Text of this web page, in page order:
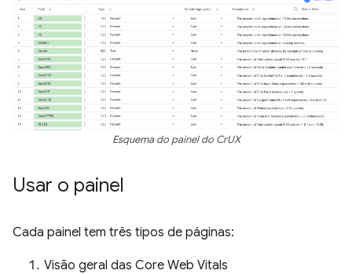
Esquema do painel do CrUX
Usar o painel
Cada painel tem três tipos de páginas:
Visão geral das Core Web Vitals